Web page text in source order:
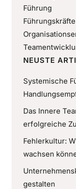
Führung
Führungskräfte
NEUSTE
Systemische
Das Innere
erfolgreiche
Fehlerkultur:
wachsen
gestalten